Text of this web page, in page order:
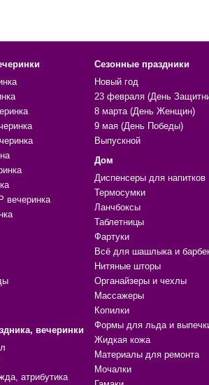
вечеринка
вечеринки
атрибутика
Сезонные праздники
Новый год
23 февраля (День
8 марта (День Женщин)
9 мая (День Победы)
Выпускной
Дом
Диспенсеры для напитков
Термосумки
Ланчбоксы
Таблетницы
Фартуки
Всё для шашлыка и
Нитяные шторы
Органайзеры и чехлы
Массажеры
Копилки
Формы для льда и
Жидкая кожа
Материалы для ремонта
Мочалки